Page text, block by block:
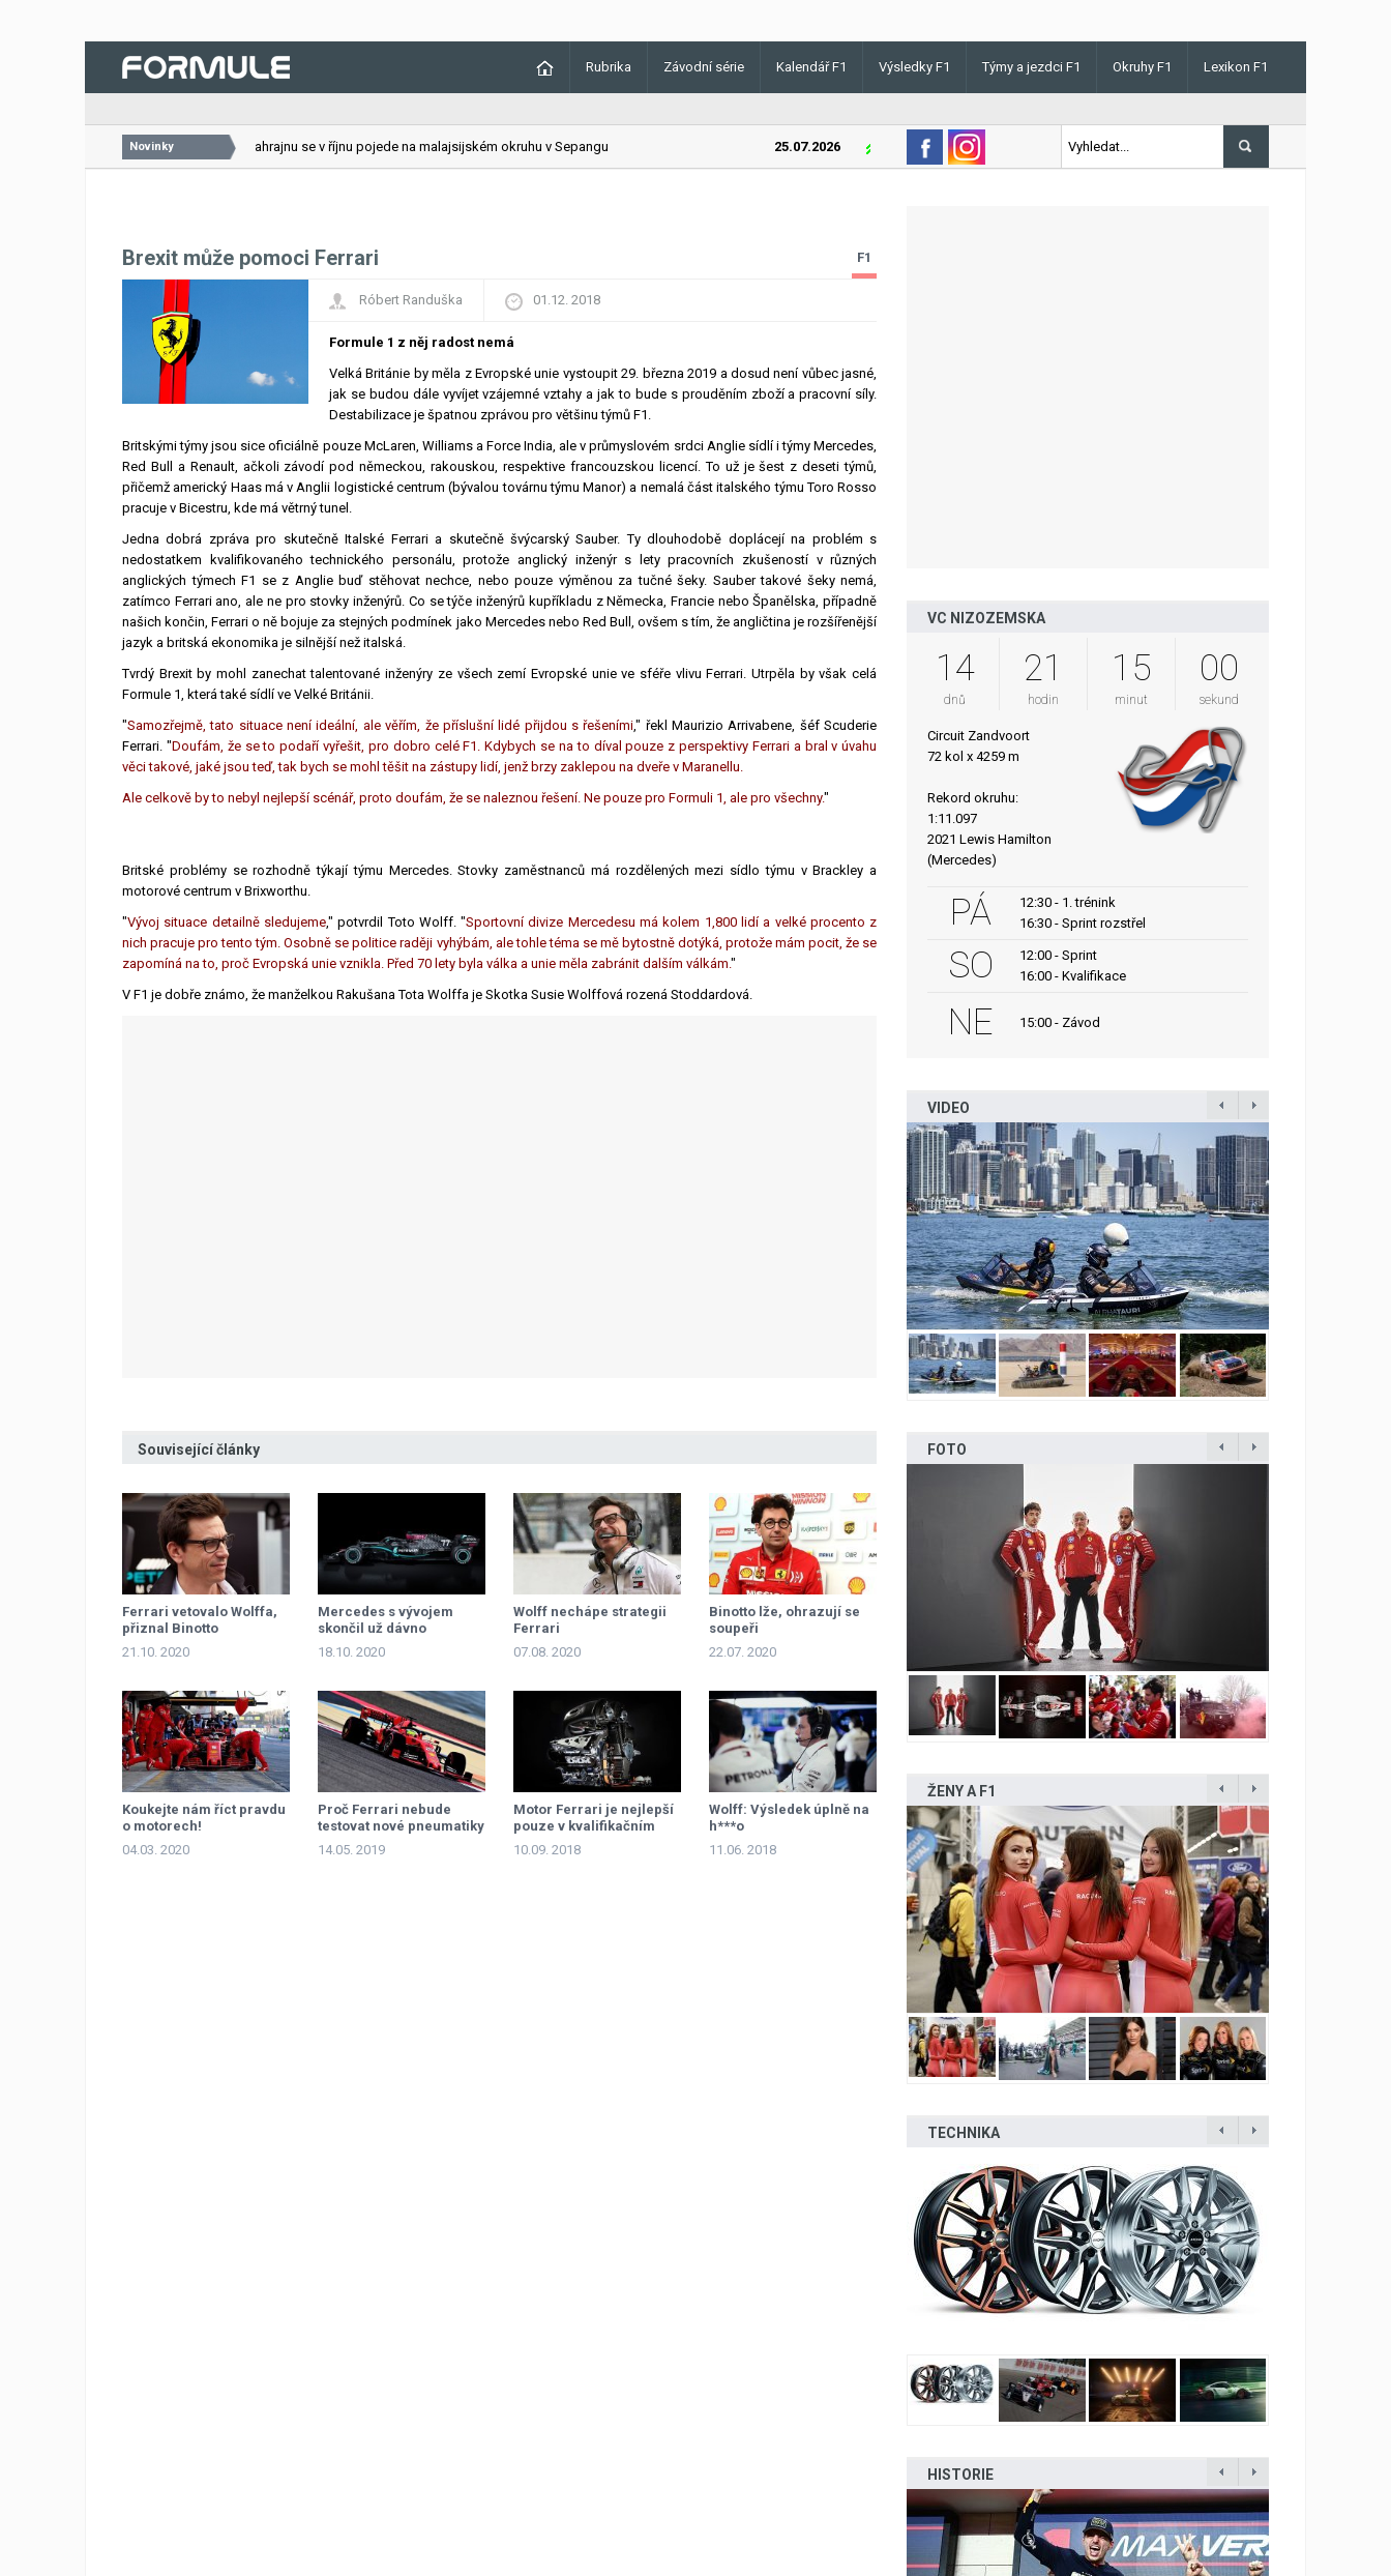
Rubrika Závodní série Kalendář F1 Výsledky F1 Týmy a jezdci F1 Okruhy F1 Lexikon F1
Novinky
26.07.2026 VC Bahrajnu se v říjnu pojede na malajsijském okruhu v Sepangu 25.07.2026 Lando Norris v Maďarsku letos poprvé vyhrál kvalifikaci
Brexit může pomoci Ferrari F1
Róbert Randuška 01.12. 2018
Formule 1 z něj radost nemá
Velká Británie by měla z Evropské unie vystoupit 29. března 2019 a dosud není vůbec jasné,
jak se budou dále vyvíjet vzájemné vztahy a jak to bude s prouděním zboží a pracovní síly.
Destabilizace je špatnou zprávou pro většinu týmů F1.
Britskými týmy jsou sice oficiálně pouze McLaren, Williams a Force India, ale v průmyslovém srdci Anglie sídlí i týmy Mercedes,
Red Bull a Renault, ačkoli závodí pod německou, rakouskou, respektive francouzskou licencí. To už je šest z deseti týmů,
přičemž americký Haas má v Anglii logistické centrum (bývalou továrnu týmu Manor) a nemalá část italského týmu Toro Rosso
pracuje v Bicestru, kde má větrný tunel.
Jedna dobrá zpráva pro skutečně Italské Ferrari a skutečně švýcarský Sauber. Ty dlouhodobě doplácejí na problém s
nedostatkem kvalifikovaného technického personálu, protože anglický inženýr s lety pracovních zkušeností v různých
anglických týmech F1 se z Anglie buď stěhovat nechce, nebo pouze výměnou za tučné šeky. Sauber takové šeky nemá,
zatímco Ferrari ano, ale ne pro stovky inženýrů. Co se týče inženýrů kupříkladu z Německa, Francie nebo Španělska, případně
našich končin, Ferrari o ně bojuje za stejných podmínek jako Mercedes nebo Red Bull, ovšem s tím, že angličtina je rozšířenější
jazyk a britská ekonomika je silnější než italská.
Tvrdý Brexit by mohl zanechat talentované inženýry ze všech zemí Evropské unie ve sféře vlivu Ferrari. Utrpěla by však celá
Formule 1, která také sídlí ve Velké Británii.
"Samozřejmě, tato situace není ideální, ale věřím, že příslušní lidé přijdou s řešeními," řekl Maurizio Arrivabene, šéf Scuderie
Ferrari. "Doufám, že se to podaří vyřešit, pro dobro celé F1. Kdybych se na to díval pouze z perspektivy Ferrari a bral v úvahu
věci takové, jaké jsou teď, tak bych se mohl těšit na zástupy lidí, jenž brzy zaklepou na dveře v Maranellu.
Ale celkově by to nebyl nejlepší scénář, proto doufám, že se naleznou řešení. Ne pouze pro Formuli 1, ale pro všechny."
Britské problémy se rozhodně týkají týmu Mercedes. Stovky zaměstnanců má rozdělených mezi sídlo týmu v Brackley a
motorové centrum v Brixworthu.
"Vývoj situace detailně sledujeme," potvrdil Toto Wolff. "Sportovní divize Mercedesu má kolem 1,800 lidí a velké procento z
nich pracuje pro tento tým. Osobně se politice raději vyhýbám, ale tohle téma se mě bytostně dotýká, protože mám pocit, že se
zapomíná na to, proč Evropská unie vznikla. Před 70 lety byla válka a unie měla zabránit dalším válkám."
V F1 je dobře známo, že manželkou Rakušana Tota Wolffa je Skotka Susie Wolffová rozená Stoddardová.
Související články
Ferrari vetovalo Wolffa,
přiznal Binotto
21.10. 2020
Mercedes s vývojem
skončil už dávno
18.10. 2020
Wolff nechápe strategii
Ferrari
07.08. 2020
Binotto lže, ohrazují se
soupeři
22.07. 2020
Koukejte nám říct pravdu
o motorech!
04.03. 2020
Proč Ferrari nebude
testovat nové pneumatiky
a Renault ano?
14.05. 2019
Motor Ferrari je nejlepší
pouze v kvalifikačním
režimu
10.09. 2018
Wolff: Výsledek úplně na
h***o
11.06. 2018
VC NIZOZEMSKA
14
dnů
21
hodin
14
minut
59
sekund
Circuit Zandvoort
72 kol x 4259 m
Rekord okruhu:
1:11.097
2021 Lewis Hamilton
(Mercedes)
PÁ
12:30 - 1. trénink
16:30 - Sprint rozstřel
SO
12:00 - Sprint
16:00 - Kvalifikace
NE 15:00 - Závod
VIDEO
FOTO
ŽENY A F1
TECHNIKA
HISTORIE